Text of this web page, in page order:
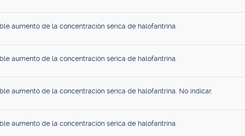
aumento de la concentración sérica de halofantrina.
aumento de la concentración sérica de halofantrina.
aumento de la concentración sérica de halofantrina. No indicar.
aumento de la concentración sérica de halofantrina.